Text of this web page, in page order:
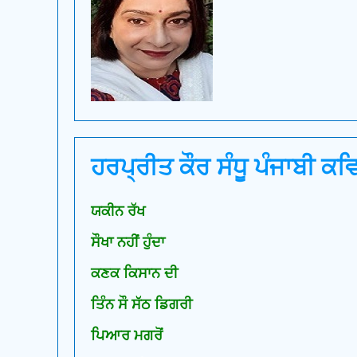
ਹਰਪ੍ਰੀਤ ਕੌਰ ਸੰਧੂ ਪੰਜਾਬੀ
ਯਕੀਨ ਰੱਖ
ਸੌਖਾ ਨਹੀਂ ਹੁੰਦਾ
ਕਣਕ ਕਿਸਾਨ ਦੀ
ਤਿੰਨ ਸੌ ਸੱਠ ਡਿਗਰੀ
ਪਿਆਰ ਮਗਰੋਂ